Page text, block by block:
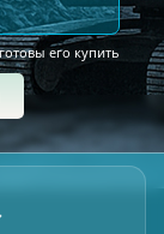
его купить